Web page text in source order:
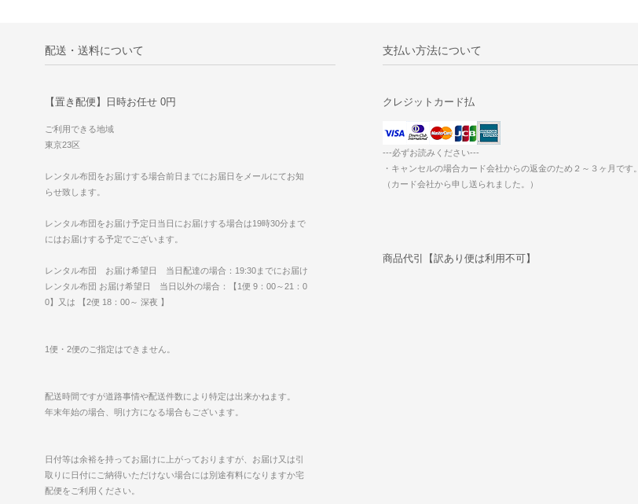
配送・送料について
【置き配便】日時お任せ 0円
ご利用できる地域
東京23区
レンタル布団をお届けする場合前日までにお届日をメールにてお知
らせ致します。
レンタル布団をお届け予定日当日にお届けする場合は19時30分まで
にはお届けする予定でございます。
レンタル布団 お届け希望日 当日配達の場合：19:30までにお届け
レンタル布団 お届け希望日 当日以外の場合：【1便 9：00～21：0
0】又は 【2便 18：00～ 深夜 】
1便・2便のご指定はできません。
配送時間ですが道路事情や配送件数により特定は出来かねます。
年末年始の場合、明け方になる場合もございます。
日付等は余裕を持ってお届けに上がっておりますが、お届け又は引
取りに日付にご納得いただけない場合には別途有料になりますか宅
配便をご利用ください。
支払い方法について
クレジットカード払
---必ずお読みください---
・キャンセルの場合カード会社からの返金のため２～３ヶ月です。
（カード会社から申し送られました。）
商品代引【訳あり便は利用不可】